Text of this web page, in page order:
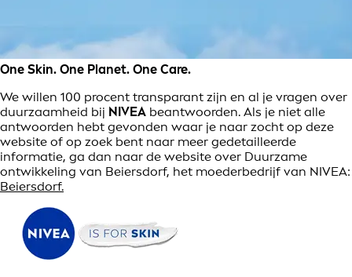
One Skin. One Planet. One Care.
We willen 100 procent transparant zijn en al je vragen over
duurzaamheid bij NIVEA beantwoorden. Als je niet alle
antwoorden hebt gevonden waar je naar zocht op deze
website of op zoek bent naar meer gedetailleerde
informatie, ga dan naar de website over Duurzame
ontwikkeling van Beiersdorf, het moederbedrijf van NIVEA:
Beiersdorf.